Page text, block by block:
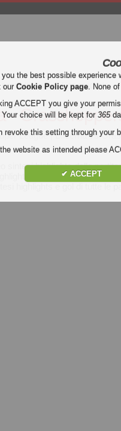
inglese Liga spagnola
-
League | Lucerna vs
sintesi highlights della partita
di Lucerna -
highlights e gol di tutte le
you the best possible
ourCookie Policy page. None
ACCEPT you give your
Your choice will be kept for365
revoke this setting through your
website as intended please
✔ ACCEPT